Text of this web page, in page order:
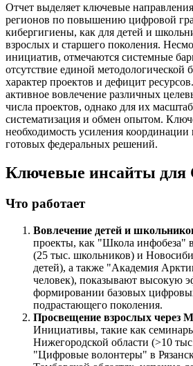
Отчет выделяет ключевые
регионов по повышению цифровой
кибергигиены, как для детей и
взрослых и старшего поколения.
инициатив, отмечаются системные
отсутствие единой методологической
характер проектов и дефицит
активное вовлечение различных
числа проектов, однако для их
систематизация и обмен опытом.
необходимость усиления координации
готовых федеральных решений.
Ключевые инсайты
Что работает
Вовлечение детей и
проекты, как "Школа инфобеза"
(25 тыс. школьников) и
детей), а также "Академия
человек), показывают высокую
формировании базовых
подрастающего поколения.
Просвещение взрослых через
Инициативы, такие как
Нижегородской области (>10
"Цифровые волонтеры" в